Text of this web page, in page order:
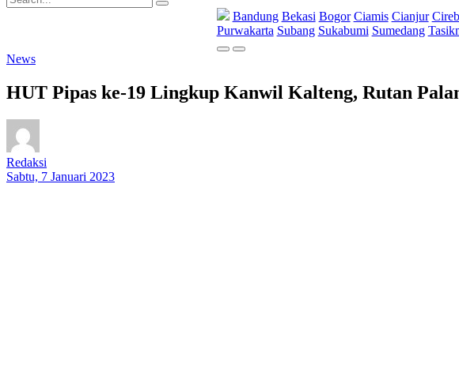
Bandung Bekasi Bogor Ciamis Cianjur
Purwakarta Subang Sukabumi Sumedang
News
HUT Pipas ke-19 Lingkup Kanwil Kalteng, Rutan
Redaksi
Sabtu, 7 Januari 2023